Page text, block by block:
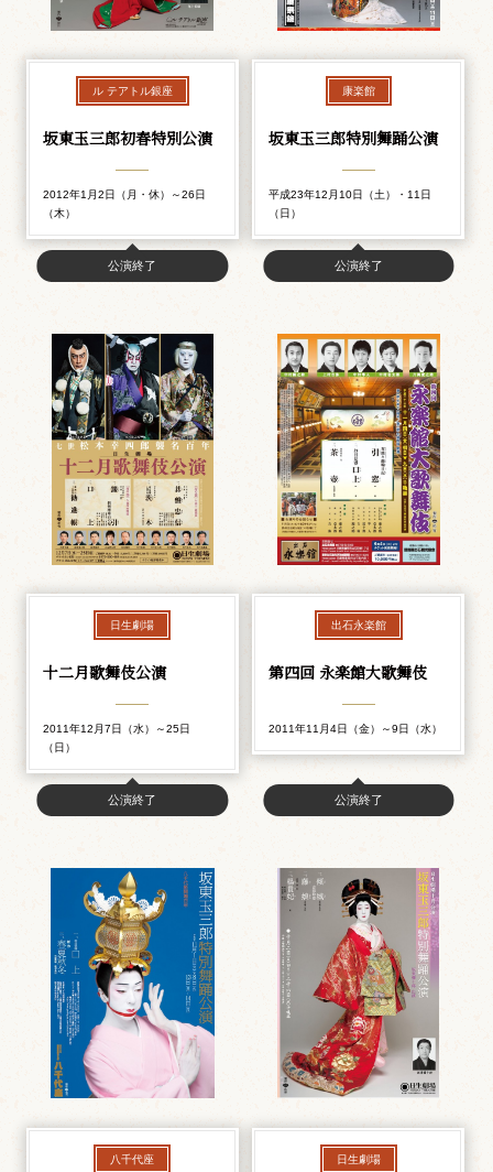
ル テアトル銀座
坂東玉三郎初春特別公演
2012年1月2日（月・休）～26日
（木）
公演終了
康楽館
坂東玉三郎特別舞踊公演
平成23年12月10日（土）・11日
（日）
公演終了
日生劇場
十二月歌舞伎公演
2011年12月7日（水）～25日
（日）
公演終了
出石永楽館
第四回 永楽館大歌舞伎
2011年11月4日（金）～9日（水）
公演終了
八千代座 日生劇場